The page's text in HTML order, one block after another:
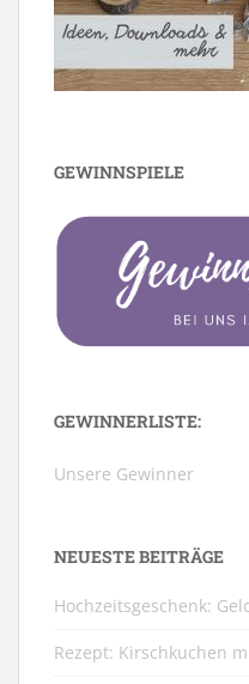
GEWINNSPIELE
GEWINNERLISTE:
Unsere Gewinner
NEUESTE BEITRÄGE
Hochzeitsgeschenk:
Rezept: Kirschkuchen